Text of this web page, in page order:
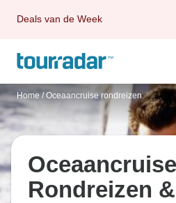
Deals van de Week
Home / Oceaancruise rondreizen
Oceaancruise
Rondreizen